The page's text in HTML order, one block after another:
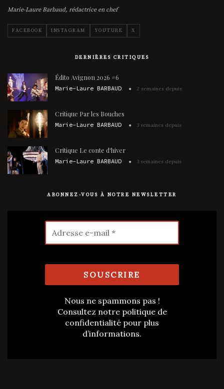
Marie-Laure Barbaud, rédactrice en chef
FACEBOOK INSTAGRAM YOUTUBE X
DERNIÈRES CRITIQUES
Édito Avignon 2026 #6
Marie-Laure BARBAUD 2 semaines depuis
Critique Par les Bouches
Marie-Laure BARBAUD 3 semaines depuis
Critique Le conte d'hiver
Marie-Laure BARBAUD 3 semaines depuis
ABONNEZ-VOUS À NOTRE NEWSLETTER
Nous ne spammons pas !
Consultez notre politique de
confidentialité pour plus
d’informations.